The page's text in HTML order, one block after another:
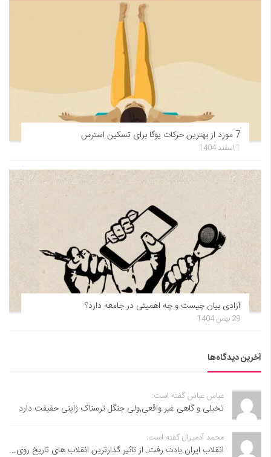
7 مورد از بهترین حرکات یوگا برای تسکین استرس
1 اسفند 1404
آزادی بیان چیست و چه اهمیتی در جامعه دارد؟
29 بهمن 1404
آخرین دیدگاه‌ها
عباس عباس گفته است:
تخیلی و گاهی غیر واقعی,ولی جنگل ترسناک ژاپنی حقیقت دارد
محمد آدمیرال گفته است:
انقلاب ایران یادت رفت. از تاثیر گذارترین انقلاب های تاریخ روی...